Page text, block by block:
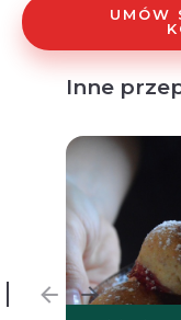
UMÓW
Inne